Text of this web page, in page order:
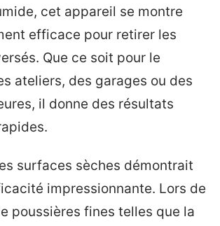
cet appareil se montre
efficace pour retirer les
Que ce soit pour le
ateliers, des garages ou des
il donne des résultats
surfaces sèches démontrait
impressionnante. Lors de
poussières fines telles que la